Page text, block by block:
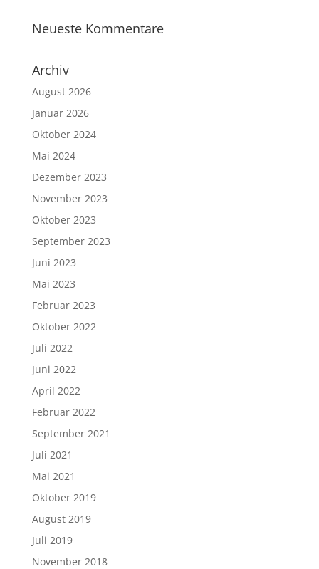
Neueste Kommentare
Archiv
August 2026
Januar 2026
Oktober 2024
Mai 2024
Dezember 2023
November 2023
Oktober 2023
September 2023
Juni 2023
Mai 2023
Februar 2023
Oktober 2022
Juli 2022
Juni 2022
April 2022
Februar 2022
September 2021
Juli 2021
Mai 2021
Oktober 2019
August 2019
Juli 2019
November 2018